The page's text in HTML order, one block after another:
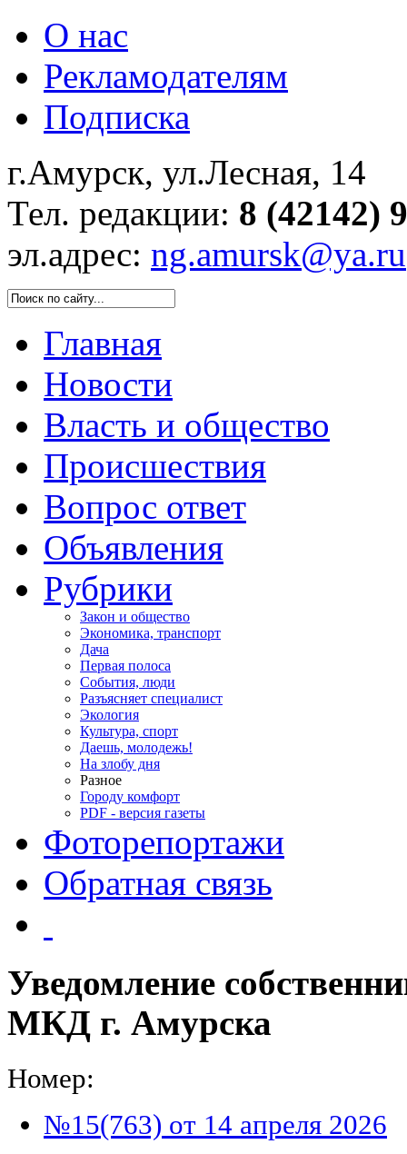
О нас
Рекламодателям
Подписка
г.Амурск, ул.Лесная, 14
Тел. редакции: 8 (42142)
эл.адрес: ng.amursk@ya.ru
Главная
Новости
Власть и общество
Происшествия
Вопрос ответ
Объявления
Рубрики
Закон и общество
Экономика, транспорт
Дача
Первая полоса
События, люди
Разъясняет специалист
Экология
Культура, спорт
Даешь, молодежь!
На злобу дня
Разное
Городу комфорт
PDF - версия газеты
Фоторепортажи
Обратная связь
Уведомление
МКД г. Амурска
Номер:
№15(763) от 14 апреля 2026